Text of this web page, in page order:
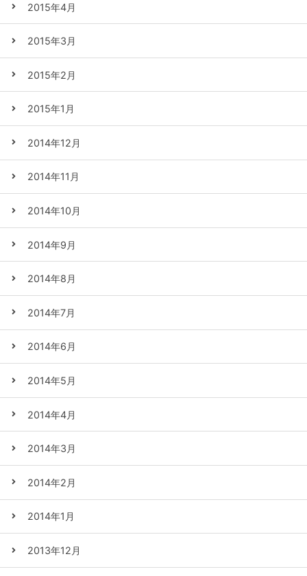
2015年4月
2015年3月
2015年2月
2015年1月
2014年12月
2014年11月
2014年10月
2014年9月
2014年8月
2014年7月
2014年6月
2014年5月
2014年4月
2014年3月
2014年2月
2014年1月
2013年12月